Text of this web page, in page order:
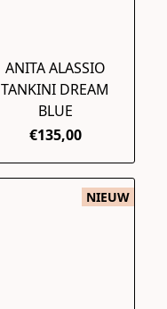
ANITA ALASSIO
TANKINI DREAM
BLUE
€135,00
NIEUW